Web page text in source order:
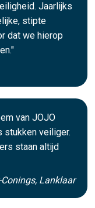
Jaarlijks
stipte
dat we hierop
van JOJO
stukken veiliger.
staan altijd
Lanklaar